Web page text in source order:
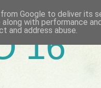
16
Google to deliver its
along with performance
and address abuse.